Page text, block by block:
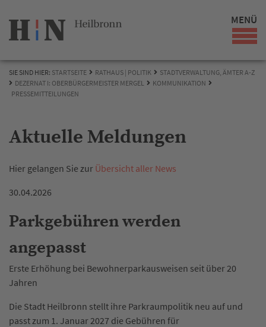
MENÜ
SIE SIND HIER: STARTSEITE RATHAUS | POLITIK
STADTVERWALTUNG, ÄMTER A-Z
DEZERNAT I: OBERBÜRGERMEISTER MERGEL
KOMMUNIKATION
PRESSEMITTEILUNGEN
Aktuelle Meldungen
Hier gelangen Sie zur Übersicht aller News
30.04.2026
Parkgebühren werden
angepasst
Erste Erhöhung bei Bewohnerparkausweisen seit über 20
Jahren
Die Stadt Heilbronn stellt ihre Parkraumpolitik neu auf und
passt zum 1. Januar 2027 die Gebühren für